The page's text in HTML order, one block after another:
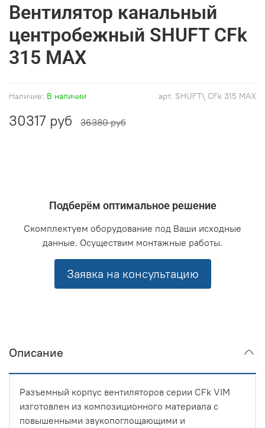
арт. SHUFT\ CFk 315 MAX
Наличие: В наличии
Вентилятор канальный
центробежный SHUFT CFk
315 MAX
30317 руб 36380 руб
Подберём оптимальное решение
Скомплектуем оборудование под Ваши исходные
данные. Осуществим монтажные работы.
Заявка на консультацию
Описание
Разъемный корпус вентиляторов серии CFk VIM
изготовлен из композиционного материала с
повышенными звукопоглощающими и